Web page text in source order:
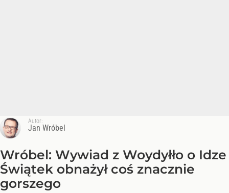
Autor:
Jan Wróbel
Wróbel: Wywiad z Woydyłło o Idze
Świątek obnażył coś znacznie
gorszego